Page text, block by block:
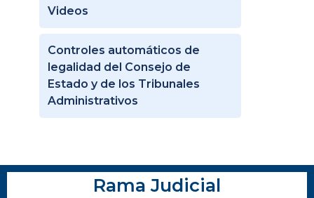
Videos
Controles automáticos de
legalidad del Consejo de
Estado y de los Tribunales
Administrativos
Rama Judicial